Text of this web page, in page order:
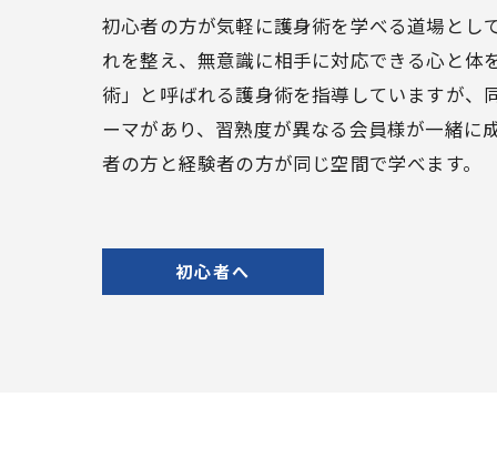
初心者の方が気軽に護身術を学べる道場とし
れを整え、無意識に相手に対応できる心と体
術」と呼ばれる護身術を指導していますが、
ーマがあり、習熟度が異なる会員様が一緒に
者の方と経験者の方が同じ空間で学べます。
初心者へ